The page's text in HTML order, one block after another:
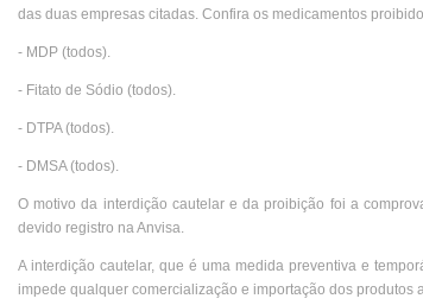
das duas empresas citadas. Confira os medicamentos
- MDP (todos).
- Fitato de Sódio (todos).
- DTPA (todos).
- DMSA (todos).
O motivo da interdição cautelar e da proibição foi a
devido registro na Anvisa.
A interdição cautelar, que é uma medida preventiva e
impede qualquer comercialização e importação dos